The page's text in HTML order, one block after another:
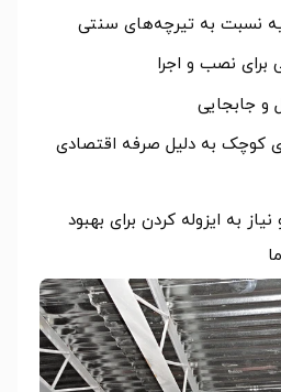
نسبت به تیرچه‌های سنتی
برای نصب و اجرا
جابجایی
کوچک به دلیل صرفه اقتصادی
به ایزوله کردن برای بهبود